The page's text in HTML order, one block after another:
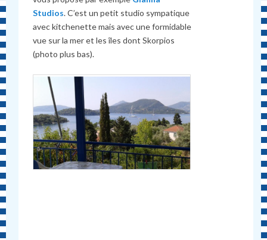
Studios. C’est un petit studio sympatique
avec kitchenette mais avec une formidable
vue sur la mer et les îles dont Skorpios
(photo plus bas).